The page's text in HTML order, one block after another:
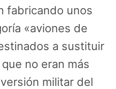
fabricando unos
«aviones de
a sustituir
no eran más
militar del